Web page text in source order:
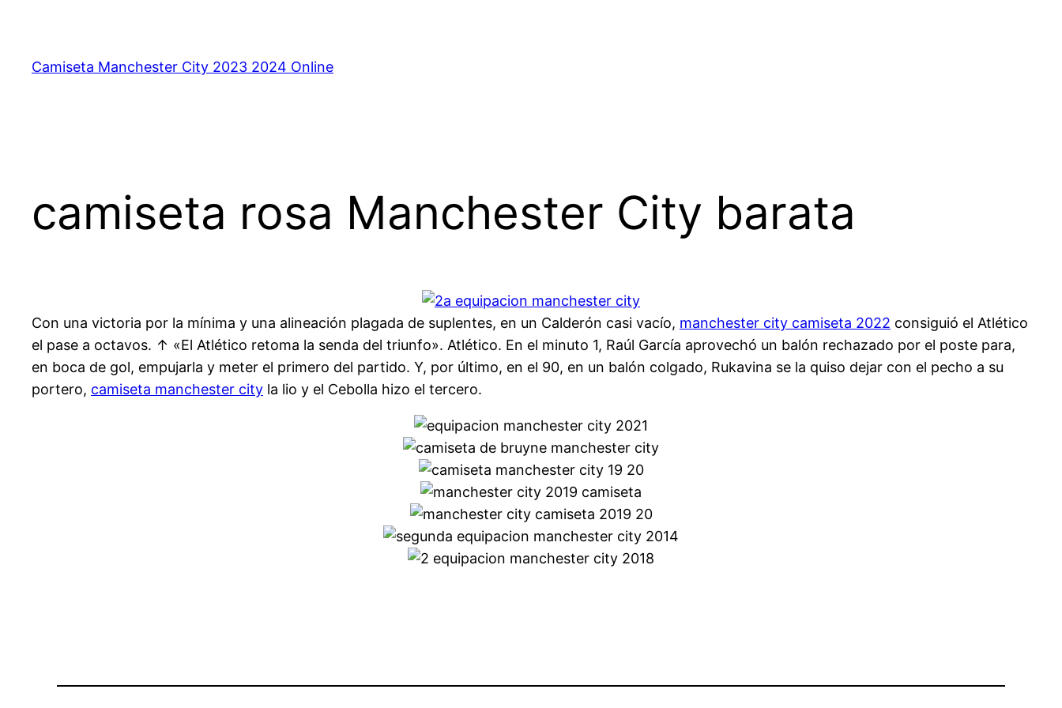
contenido
Camiseta Manchester City 2023 2024 Online
camiseta rosa Manchester City barata
Con una victoria por la mínima y una alineación plagada de suplentes, en un Calderón casi vacío, manchester city camiseta 2022 consiguió el Atlético
el pase a octavos. ↑ «El Atlético retoma la senda del triunfo». Atlético. En el minuto 1, Raúl García aprovechó un balón rechazado por el poste para,
en boca de gol, empujarla y meter el primero del partido. Y, por último, en el 90, en un balón colgado, Rukavina se la quiso dejar con el pecho a su
portero, camiseta manchester city la lio y el Cebolla hizo el tercero.